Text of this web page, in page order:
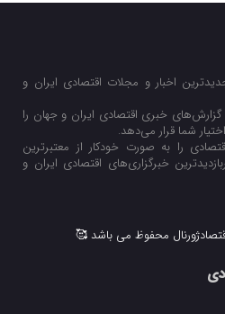
اخبار و مجلات اقتصادی ایران و
گزارش‌های خبری اقتصادی ایران و جهان را
شما قرار می‌‌دهد.
را به صورت خودکار از معتبرترین
خبرگزاری‌های اقتصادی ایران و
محفوظ می باشد 🥰